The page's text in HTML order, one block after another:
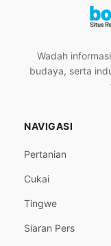
Wadah
budaya, serta
NAVIGASI
Pertanian
Cukai
Tingwe
Siaran Pers